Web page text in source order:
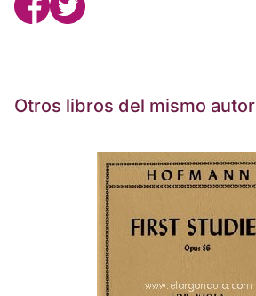
Otros libros del mismo autor